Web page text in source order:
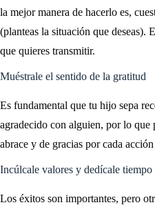
la mejor manera de hacerlo es,
(planteas la situación que deseas).
que quieres transmitir.
Muéstrale el sentido de la gratitud
Es fundamental que tu hijo sepa
agradecido con alguien, por lo que
abrace y de gracias por cada
Incúlcale valores y dedícale tiempo
Los éxitos son importantes, pero